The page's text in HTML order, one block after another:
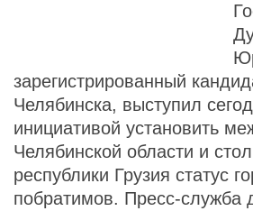
зарегистрированный
Челябинска, выступил
инициативой установить
Челябинской области и
республики Грузия статус
побратимов. Пресс-служба